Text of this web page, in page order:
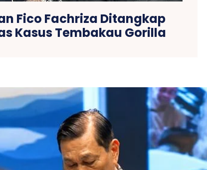
Fico Fachriza Ditangkap
Kasus Tembakau Gorilla